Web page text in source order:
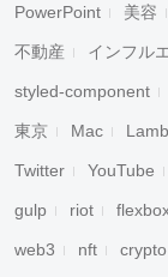
PowerPoint 美容
不動産 インフル
styled-component
東京 Mac
Twitter YouTube
gulp riot
web3 nft crypto